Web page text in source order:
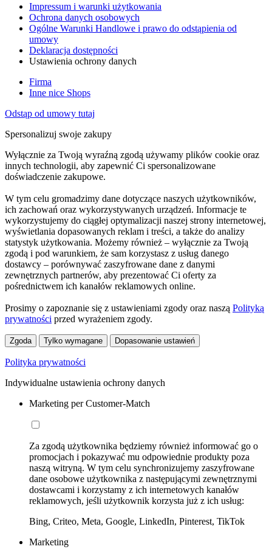
Impressum i warunki użytkowania
Ochrona danych osobowych
Ogólne Warunki Handlowe i prawo do odstąpienia od
umowy
Deklaracja dostępności
Ustawienia ochrony danych
Firma
Inne nice Shops
Odstąp od umowy tutaj
Spersonalizuj swoje zakupy
Wyłącznie za Twoją wyraźną zgodą używamy plików cookie oraz
innych technologii, aby zapewnić Ci spersonalizowane
doświadczenie zakupowe.
W tym celu gromadzimy dane dotyczące naszych użytkowników,
ich zachowań oraz wykorzystywanych urządzeń. Informacje te
wykorzystujemy do ciągłej optymalizacji naszej strony internetowej,
wyświetlania dopasowanych reklam i treści, a także do analizy
statystyk użytkowania. Możemy również – wyłącznie za Twoją
zgodą i pod warunkiem, że sam korzystasz z usług danego
dostawcy – porównywać zaszyfrowane dane z danymi
zewnętrznych partnerów, aby prezentować Ci oferty za
pośrednictwem ich kanałów reklamowych online.
Prosimy o zapoznanie się z ustawieniami zgody oraz naszą Polityką
prywatności przed wyrażeniem zgody.
Zgoda Tylko wymagane Dopasowanie ustawień
Polityka prywatności
Indywidualne ustawienia ochrony danych
Marketing per Customer-Match
Za zgodą użytkownika będziemy również informować go o
promocjach i pokazywać mu odpowiednie produkty poza
naszą witryną. W tym celu synchronizujemy zaszyfrowane
dane osobowe użytkownika z następującymi zewnętrznymi
dostawcami i korzystamy z ich internetowych kanałów
reklamowych, jeśli użytkownik korzysta już z ich usług:
Bing, Criteo, Meta, Google, LinkedIn, Pinterest, TikTok
Marketing